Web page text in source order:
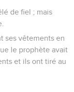
de fiel ; mais
ses vêtements en
le prophète avait
et ils ont tiré au